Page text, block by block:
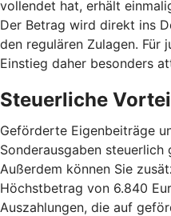
vollendet hat, erhält
Der Betrag wird direkt ins
den regulären Zulagen. Für
Einstieg daher besonders
Steuerliche
Geförderte Eigenbeiträge
Sonderausgaben
Außerdem können Sie
Höchstbetrag von 6.840
Auszahlungen, die auf